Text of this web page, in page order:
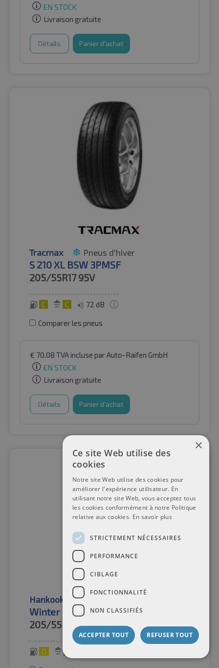
EN STOCK
Livraison gratuite
Détails Panier d'achat
Tracmax Pneus d'hiver
S 210 XL BSW 3PMSF
205/55R17 95V
C C 72 dB
Comparer les pneus
€ 70.08 TVA incluse par Auto-Raifen GmbH
EN STOCK
Livraison gratuite
Détails Panier d'achat
Hankook Pneus d'hiver
Winter i'cept evo2 (W320) TL XL AO
205/55R1795V
D
×
Ce site Web utilise des
cookies
Notre site Web utilise des cookies pour
améliorer l'expérience utilisateur. En
utilisant notre site Web, vous acceptez tous
les cookies conformément à notre Politique
relative aux cookies. En savoir plus
STRICTEMENT NÉCESSAIRES
PERFORMANCE
CIBLAGE
FONCTIONNALITÉ
NON CLASSIFIÉS
ACCEPTER TOUT REFUSER TOUT